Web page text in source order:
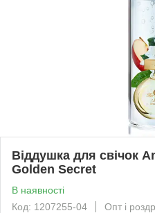
Віддушка для свічок
Golden Secret
В наявності
Код: 1207255-04
Опт і